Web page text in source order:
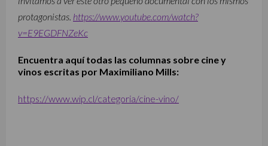
protagonistas. https://www.youtube.com/watch?
v=E9EGDFNZeKc
Encuentra aquí todas las columnas sobre cine y
vinos escritas por Maximiliano Mills:
https://www.wip.cl/categoria/cine-vino/